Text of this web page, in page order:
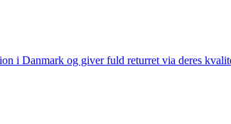
i Danmark og giver fuld returret via deres